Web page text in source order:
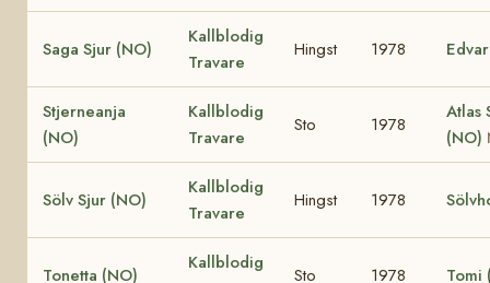
Saga Sjur (NO)
Kallblodig
Travare
Hingst 1978
Stjerneanja
(NO)
Kallblodig
Travare
Sto 1978
Atlas
(NO)
Sölv Sjur (NO)
Kallblodig
Travare
Hingst 1978
Tonetta (NO)
Kallblodig
Sto 1978 Tomi